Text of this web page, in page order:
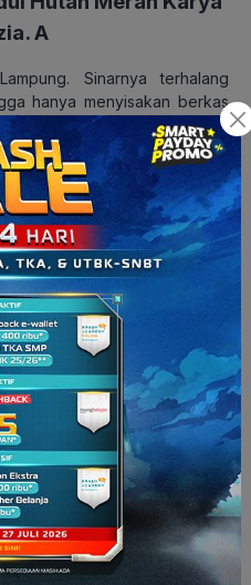
A
Sinarnya terhalang
hanya menyisakan berkas
sedang menyanyikan
sungai beradu dengan batu
beberapa penghuni hutan
tinggal Bora, si anak gajah
asyik bermain bersama
ke arah Dodo—anak gajah
memekik nyaring. Sampai
terpecah oleh bunyi bising
bising itu bercampur dengan
Bora kenal.
kegiatan mereka dan
Dodo. Asap hitam tebal
sana. Asap itu semakin tebal
fenomena aneh yang baru
ini yang mereka tahu,
cerah dengan awan putih